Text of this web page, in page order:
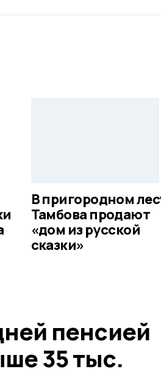
В пригородном
Тамбова продают
«дом из русской
сказки»
пенсией
35 тыс.